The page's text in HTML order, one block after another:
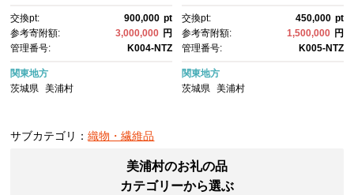
交換pt: 900,000 pt
参考寄附額:
3,000,000 円
管理番号:
K004-NTZ
関東地方
茨城県
美浦村
交換pt: 450,000 pt
参考寄附額:
1,500,000 円
管理番号:
K005-NTZ
関東地方
茨城県 美浦村
サブカテゴリ：織物・繊維品
美浦村のお礼の品
カテゴリーから選ぶ